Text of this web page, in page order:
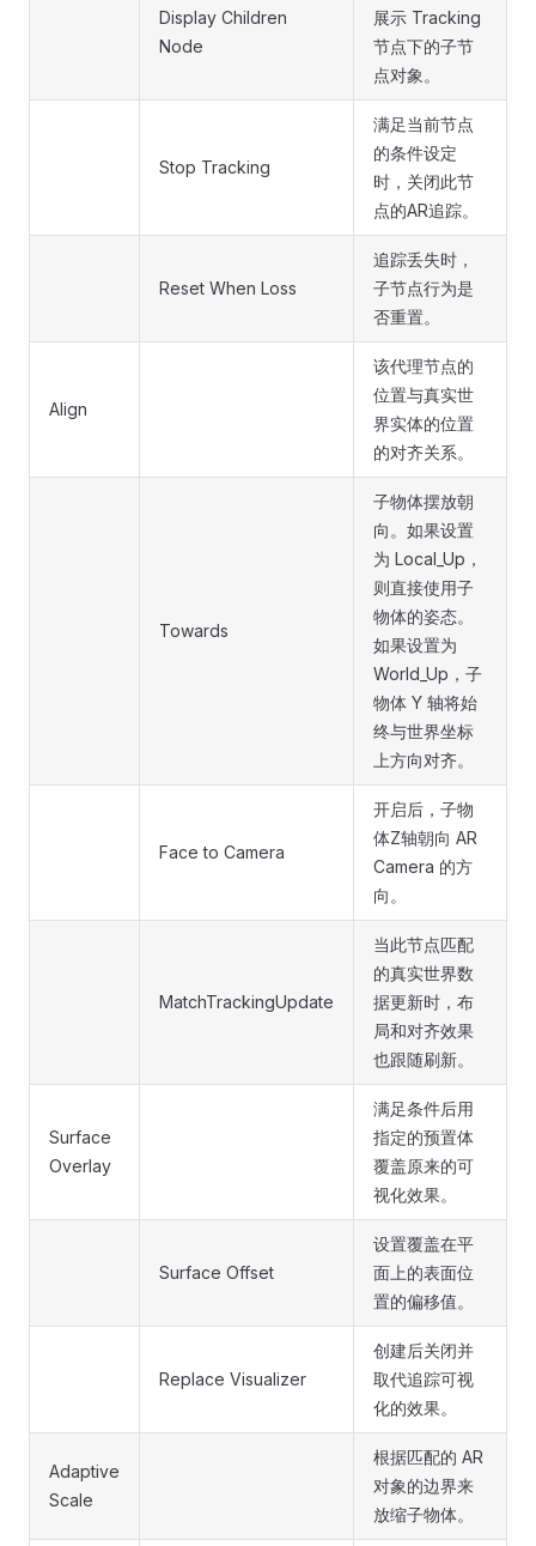
Display Children
Node
展示 Tracking
节点下的子节
点对象。
Stop Tracking
满足当前节点
的条件设定
时，关闭此节
点的AR追踪。
Reset When Loss
追踪丢失时，
子节点行为是
否重置。
Align
该代理节点的
位置与真实世
界实体的位置
的对齐关系。
Towards
子物体摆放朝
向。如果设置
为 Local_Up，
则直接使用子
物体的姿态。
如果设置为
World_Up，子
物体 Y 轴将始
终与世界坐标
上方向对齐。
Face to Camera
开启后，子物
体Z轴朝向 AR
Camera 的方
向。
MatchTrackingUpdate
当此节点匹配
的真实世界数
据更新时，布
局和对齐效果
也跟随刷新。
Surface
Overlay
满足条件后用
指定的预置体
覆盖原来的可
视化效果。
Surface Offset
设置覆盖在平
面上的表面位
置的偏移值。
Replace Visualizer
创建后关闭并
取代追踪可视
化的效果。
Adaptive
Scale
根据匹配的 AR
对象的边界来
放缩子物体。